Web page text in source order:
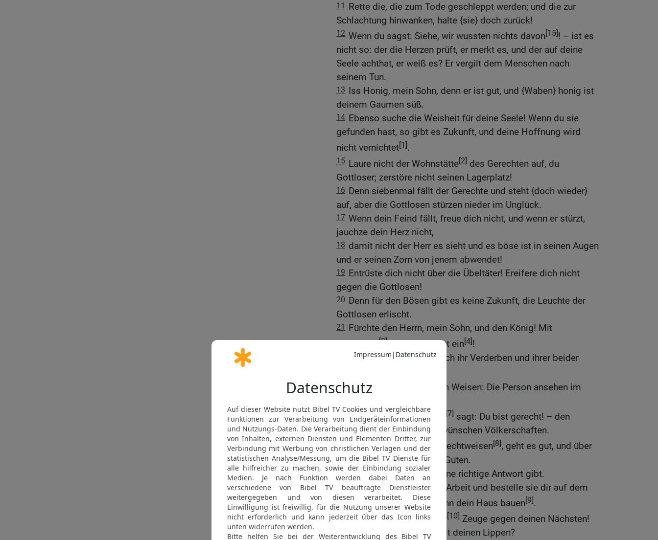
11 Rette die, die zum Tode geschleppt werden; und die zur
Schlachtung hinwanken, halte {sie} doch zurück!
12 Wenn du sagst: Siehe, wir wussten nichts davon[15]! – ist es
nicht so: der die Herzen prüft, er merkt es, und der auf deine
Seele achthat, er weiß es? Er vergilt dem Menschen nach
seinem Tun.
13 Iss Honig, mein Sohn, denn er ist gut, und {Waben} honig ist
deinem Gaumen süß.
14 Ebenso suche die Weisheit für deine Seele! Wenn du sie
gefunden hast, so gibt es Zukunft, und deine Hoffnung wird
nicht vernichtet[1].
15 Laure nicht der Wohnstätte[2] des Gerechten auf, du
Gottloser; zerstöre nicht seinen Lagerplatz!
16 Denn siebenmal fällt der Gerechte und steht {doch wieder}
auf, aber die Gottlosen stürzen nieder im Unglück.
17 Wenn dein Feind fällt, freue dich nicht, und wenn er stürzt,
jauchze dein Herz nicht,
18 damit nicht der Herr es sieht und es böse ist in seinen Augen
und er seinen Zorn von jenem abwendet!
19 Entrüste dich nicht über die Übeltäter! Ereifere dich nicht
gegen die Gottlosen!
20 Denn für den Bösen gibt es keine Zukunft, die Leuchte der
Gottlosen erlischt.
21 Fürchte den Herrn, mein Sohn, und den König! Mit
Aufrührern[3]lass dich nicht ein[4]!
Denn plötzlich erhebt sich ihr Verderben und ihrer beider
23 Auch diese sind von den Weisen: Die Person ansehen im
24 Wer zu dem Schuldigen [7] sagt: Du bist gerecht! – den
verfluchen Völker, den verwünschen Völkerschaften.
25 Denen aber, die {ihn} zurechtweisen[8], geht es gut, und über
sie kommt der Segen des Guten.
26 Die Lippen küsst, wer eine richtige Antwort gibt.
27 Besorge draußen deine Arbeit und bestelle sie dir auf dem
Feld! Danach magst du dann dein Haus bauen[9].
28 Werde nicht ohne Grund [10] Zeuge gegen deinen Nächsten!
Willst du etwa täuschen mit deinen Lippen?